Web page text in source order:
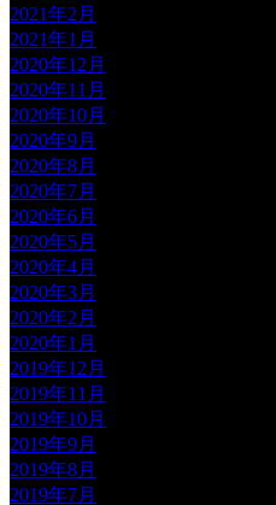
2021年2月
2021年1月
2020年12月
2020年11月
2020年10月
2020年9月
2020年8月
2020年7月
2020年6月
2020年5月
2020年4月
2020年3月
2020年2月
2020年1月
2019年12月
2019年11月
2019年10月
2019年9月
2019年8月
2019年7月